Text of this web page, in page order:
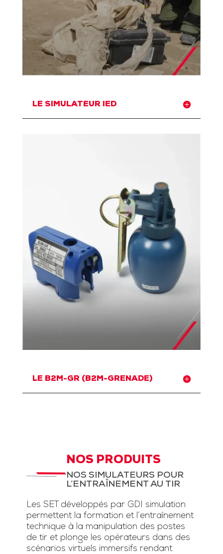
LE SIMULATEUR IED
LE B2M-GR (B2M-GRENADE)
NOS PRODUITS
NOS SIMULATEURS POUR
L’ENTRAÎNEMENT AU TIR
Les SET développés par GDI simulation
permettent la formation et l’entraînement
technique à la manipulation des postes
de tir et plonge les opérateurs dans des
scénarios virtuels immersifs rendant